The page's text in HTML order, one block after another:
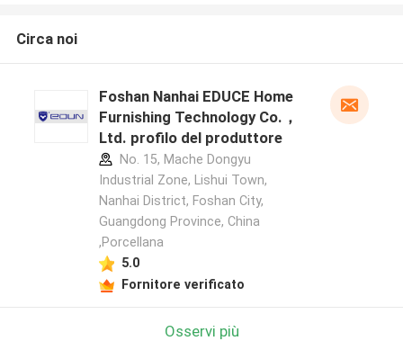
Circa noi
Foshan Nanhai EDUCE Home
Furnishing Technology Co.，
Ltd. profilo del produttore
No. 15, Mache Dongyu
Industrial Zone, Lishui Town,
Nanhai District, Foshan City,
Guangdong Province, China
,Porcellana
5.0
Fornitore verificato
Osservi più